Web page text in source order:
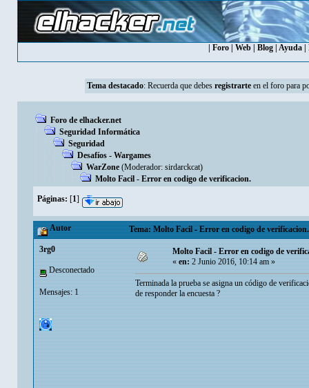
Foro| Web| Blog| Ayuda|
Tema destacado: Recuerda que debes registrarteen el foro para
Foro de elhacker.net
Seguridad Informática
Seguridad
Desafíos - Wargames
WarZone (Moderador: sirdarckcat)
Molto Facil - Error en codigo de verificacion.
Páginas: [1]
Autor Tema: Molto Facil - Error en codigo de
3rg0
Desconectado
Mensajes: 1
Molto Facil - Error en codigo de
«en:2 Junio 2016, 10:14 am »
Terminada la prueba se asigna un código de
de responder la encuesta ?